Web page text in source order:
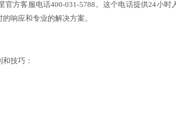
方客服电话400-031-5788。这个电话提供24小时
响应和专业的解决方案。
技巧：